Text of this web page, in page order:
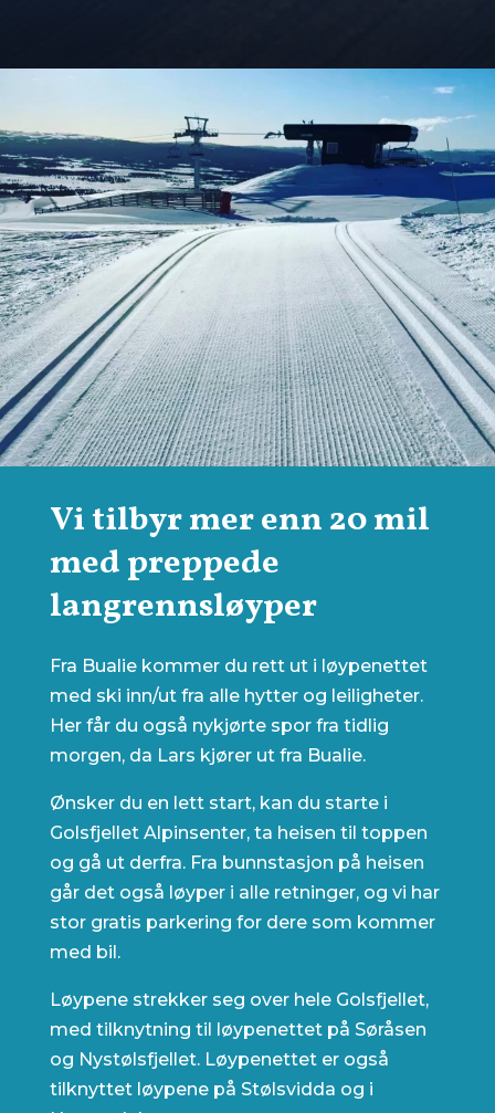
Vi tilbyr mer enn 20 mil
med preppede
langrennsløyper
Fra Bualie kommer du rett ut i løypenettet
med ski inn/ut fra alle hytter og leiligheter.
Her får du også nykjørte spor fra tidlig
morgen, da Lars kjører ut fra Bualie.
Ønsker du en lett start, kan du starte i
Golsfjellet Alpinsenter, ta heisen til toppen
og gå ut derfra. Fra bunnstasjon på heisen
går det også løyper i alle retninger, og vi har
stor gratis parkering for dere som kommer
med bil.
Løypene strekker seg over hele Golsfjellet,
med tilknytning til løypenettet på Søråsen
og Nystølsfjellet. Løypenettet er også
tilknyttet løypene på Stølsvidda og i